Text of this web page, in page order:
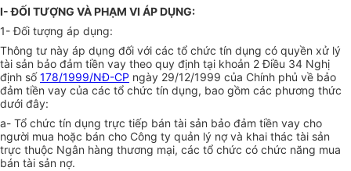
I- ĐỐI TƯỢNG VÀ PHẠM VI ÁP DỤNG:
1- Đối tượng áp dụng:
Thông tư này áp dụng đối với các tổ chức tín dụng có quyền xử lý
tài sản bảo đảm tiền vay theo quy định tại khoản 2 Điều 34 Nghị
định số178/1999/NĐ-CP ngày 29/12/1999 của Chính phủ về bảo
đảm tiền vay của các tổ chức tín dụng, bao gồm các phương thức
dưới đây:
a- Tổ chức tín dụng trực tiếp bán tài sản bảo đảm tiền vay cho
người mua hoặc bán cho Công ty quản lý nợ và khai thác tài sản
trực thuộc Ngân hàng thương mại, các tổ chức có chức năng mua
bán tài sản nợ.